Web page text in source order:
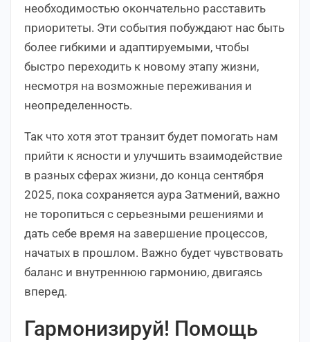
необходимостью окончательно расставить
приоритеты. Эти события побуждают нас быть
более гибкими и адаптируемыми, чтобы
быстро переходить к новому этапу жизни,
несмотря на возможные переживания и
неопределенность.
Так что хотя этот транзит будет помогать нам
прийти к ясности и улучшить взаимодействие
в разных сферах жизни, до конца сентября
2025, пока сохраняется аура Затмений, важно
не торопиться с серьезными решениями и
дать себе время на завершение процессов,
начатых в прошлом. Важно будет чувствовать
баланс и внутреннюю гармонию, двигаясь
вперед.
Гармонизируй! Помощь